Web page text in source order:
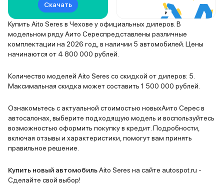
Скачать
Купить Aito Seres в Чехове у официальных дилеров. В
модельном ряду Аито Сереспредставлены различные
комплектации на 2026 год, в наличии 5 автомобилей. Цены
начинаются от 4 800 000 рублей.
Количество моделей Aito Seres со скидкой от дилеров: 5.
Максимальная скидка может составить 1 500 000 рублей.
Ознакомьтесь с актуальной стоимостью новыхАито Серес в
автосалонах, выберите подходящую модель и воспользуйтесь
возможностью оформить покупку в кредит. Подробности,
включая отзывы и характеристики, помогут вам принять
правильное решение.
Купить новый автомобильAito Seres на сайте autospot.ru -
Сделайте свой выбор!